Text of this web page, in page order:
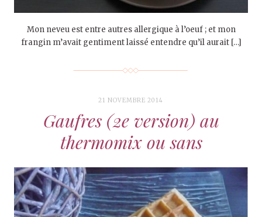
Mon neveu est entre autres allergique à l’oeuf ; et mon
frangin m’avait gentiment laissé entendre qu’il aurait […]
21 NOVEMBRE 2014
Gaufres (2e version) au
thermomix ou sans